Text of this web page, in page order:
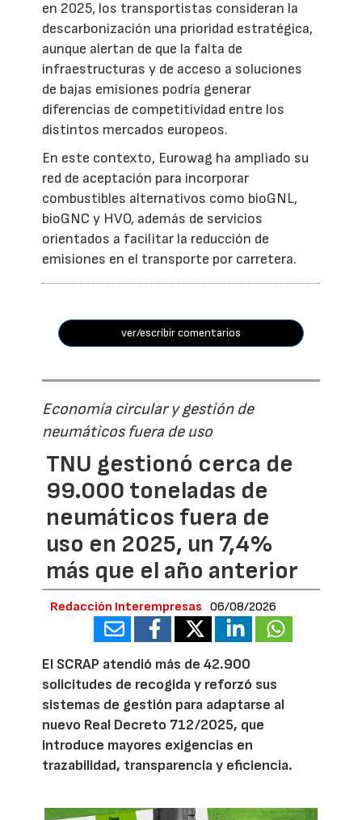
en 2025, los transportistas consideran la
descarbonización una prioridad estratégica,
aunque alertan de que la falta de
infraestructuras y de acceso a soluciones
de bajas emisiones podría generar
diferencias de competitividad entre los
distintos mercados europeos.
En este contexto, Eurowag ha ampliado su
red de aceptación para incorporar
combustibles alternativos como bioGNL,
bioGNC y HVO, además de servicios
orientados a facilitar la reducción de
emisiones en el transporte por carretera.
ver/escribir comentarios
Economía circular y gestión de
neumáticos fuera de uso
TNU gestionó cerca de
99.000 toneladas de
neumáticos fuera de
uso en 2025, un 7,4%
más que el año anterior
Redacción Interempresas 06/08/2026
El SCRAP atendió más de 42.900
solicitudes de recogida y reforzó sus
sistemas de gestión para adaptarse al
nuevo Real Decreto 712/2025, que
introduce mayores exigencias en
trazabilidad, transparencia y eficiencia.